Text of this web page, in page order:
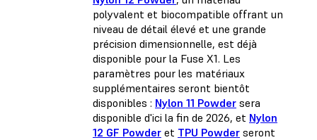
polyvalent et biocompatible offrant un
niveau de détail élevé et une grande
précision dimensionnelle, est déjà
disponible pour la Fuse X1. Les
paramètres pour les matériaux
supplémentaires seront bientôt
disponibles : Nylon 11 Powder sera
disponible d'ici la fin de 2026, et Nylon
12 GF Powder et TPU Powder seront